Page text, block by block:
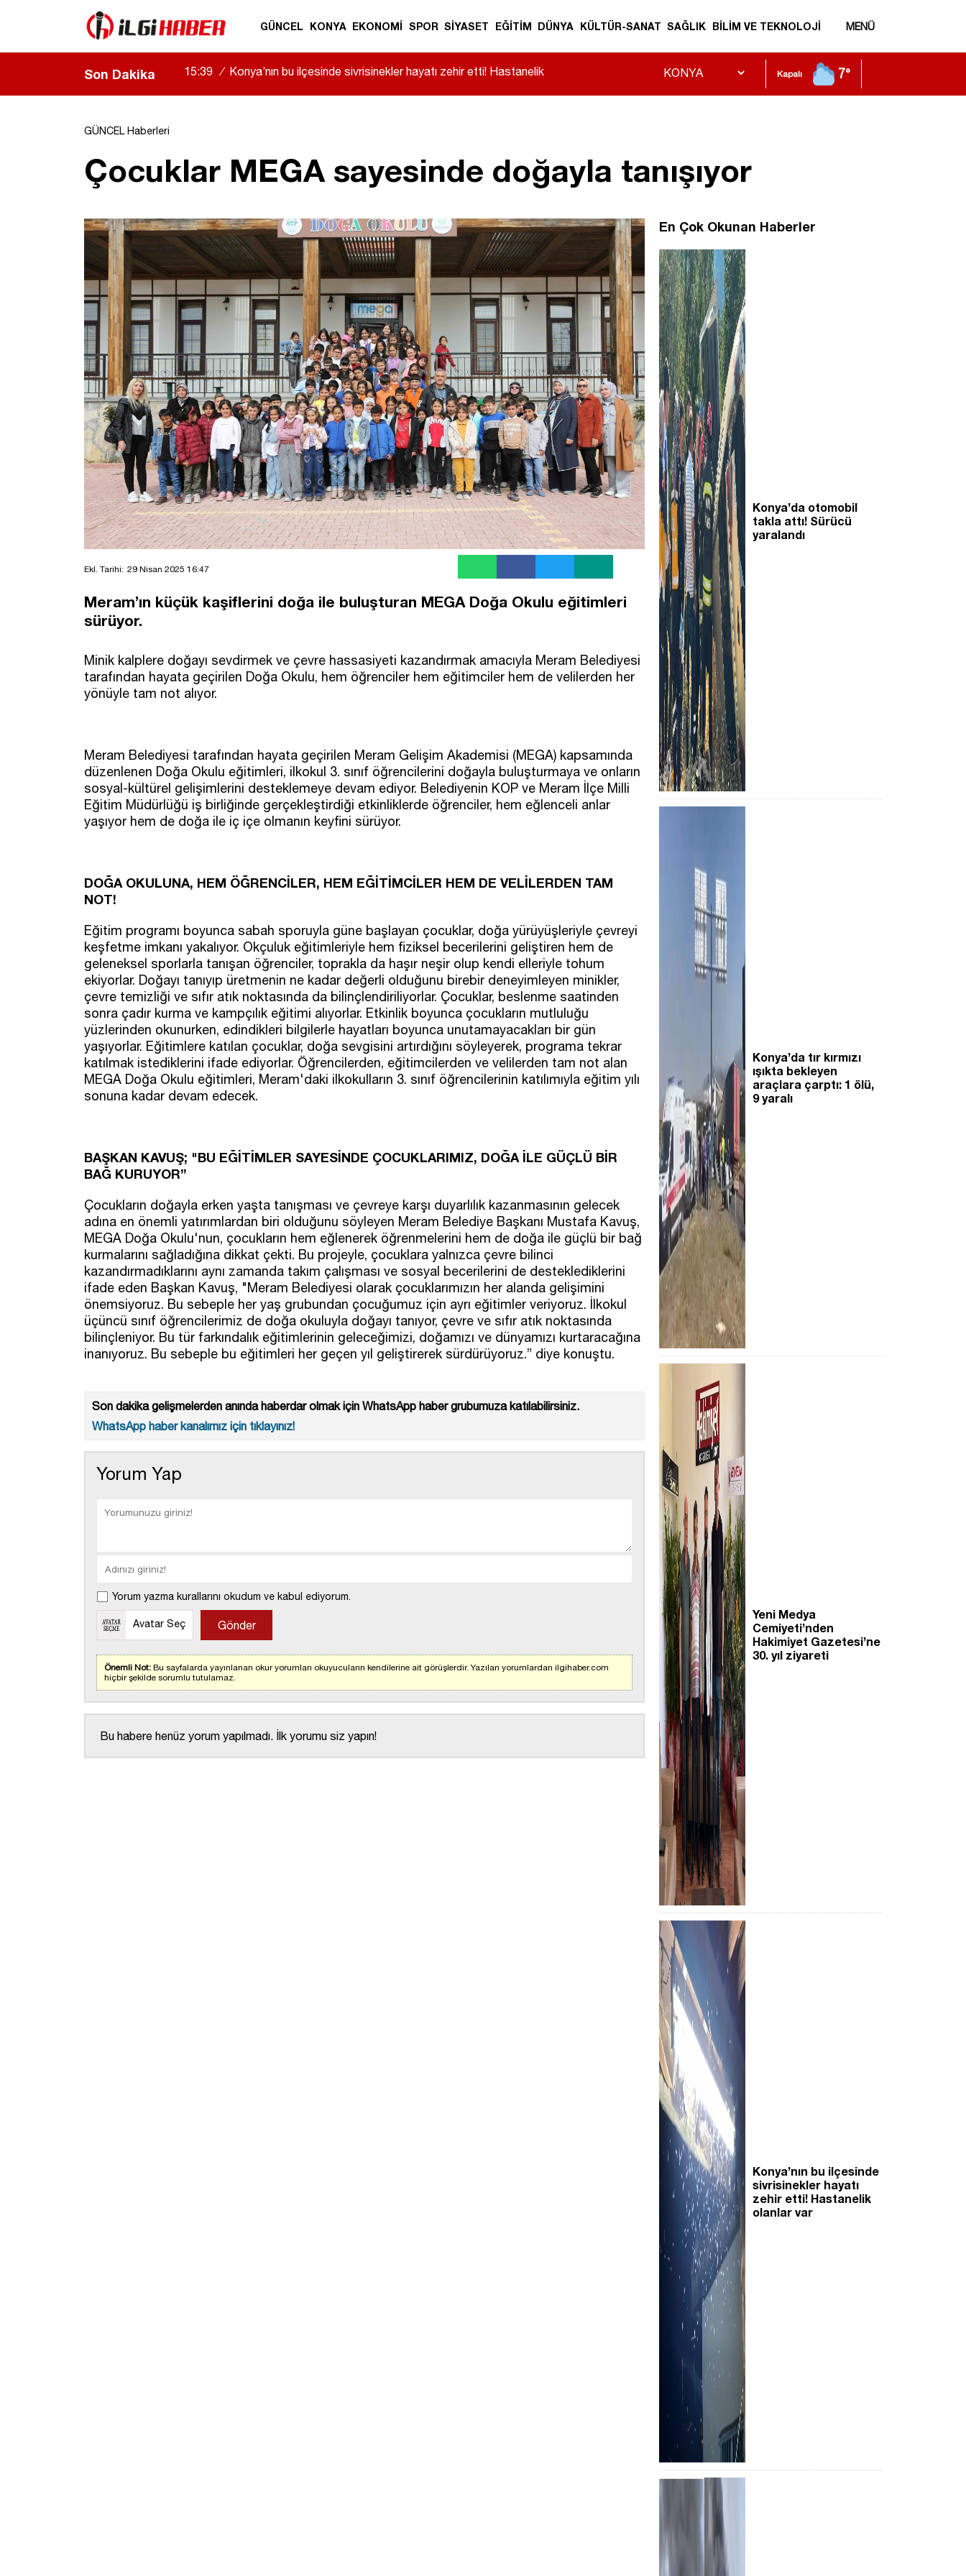
GÜNCEL KONYA EKONOMİ SPOR SİYASET EĞİTİM DÜNYA KÜLTÜR-SANAT SAĞLIK BİLİM VE TEKNOLOJİ MENÜ
Son Dakika 15:39 / Konya’nın bu ilçesinde sivrisinekler hayatı zehir etti! Hastanelik
olanlar var |
Kapalı 7°
GÜNCEL Haberleri
Çocuklar MEGA sayesinde doğayla tanışıyor
Ekl. Tarihi: 29 Nisan 2025 16:47
Meram’ın küçük kaşiflerini doğa ile buluşturan MEGA Doğa Okulu eğitimleri
sürüyor.
Minik kalplere doğayı sevdirmek ve çevre hassasiyeti kazandırmak amacıyla Meram Belediyesi
tarafından hayata geçirilen Doğa Okulu, hem öğrenciler hem eğitimciler hem de velilerden her
yönüyle tam not alıyor.
Meram Belediyesi tarafından hayata geçirilen Meram Gelişim Akademisi (MEGA) kapsamında
düzenlenen Doğa Okulu eğitimleri, ilkokul 3. sınıf öğrencilerini doğayla buluşturmaya ve onların
sosyal-kültürel gelişimlerini desteklemeye devam ediyor. Belediyenin KOP ve Meram İlçe Milli
Eğitim Müdürlüğü iş birliğinde gerçekleştirdiği etkinliklerde öğrenciler, hem eğlenceli anlar
yaşıyor hem de doğa ile iç içe olmanın keyfini sürüyor.
DOĞA OKULUNA, HEM ÖĞRENCİLER, HEM EĞİTİMCİLER HEM DE VELİLERDEN TAM
NOT!
Eğitim programı boyunca sabah sporuyla güne başlayan çocuklar, doğa yürüyüşleriyle çevreyi
keşfetme imkanı yakalıyor. Okçuluk eğitimleriyle hem fiziksel becerilerini geliştiren hem de
geleneksel sporlarla tanışan öğrenciler, toprakla da haşır neşir olup kendi elleriyle tohum
ekiyorlar. Doğayı tanıyıp üretmenin ne kadar değerli olduğunu birebir deneyimleyen minikler,
çevre temizliği ve sıfır atık noktasında da bilinçlendiriliyorlar. Çocuklar, beslenme saatinden
sonra çadır kurma ve kampçılık eğitimi alıyorlar. Etkinlik boyunca çocukların mutluluğu
yüzlerinden okunurken, edindikleri bilgilerle hayatları boyunca unutamayacakları bir gün
yaşıyorlar. Eğitimlere katılan çocuklar, doğa sevgisini artırdığını söyleyerek, programa tekrar
katılmak istediklerini ifade ediyorlar. Öğrencilerden, eğitimcilerden ve velilerden tam not alan
MEGA Doğa Okulu eğitimleri, Meram'daki ilkokulların 3. sınıf öğrencilerinin katılımıyla eğitim yılı
sonuna kadar devam edecek.
BAŞKAN KAVUŞ; "BU EĞİTİMLER SAYESİNDE ÇOCUKLARIMIZ, DOĞA İLE GÜÇLÜ BİR
BAĞ KURUYOR”
Çocukların doğayla erken yaşta tanışması ve çevreye karşı duyarlılık kazanmasının gelecek
adına en önemli yatırımlardan biri olduğunu söyleyen Meram Belediye Başkanı Mustafa Kavuş,
MEGA Doğa Okulu'nun, çocukların hem eğlenerek öğrenmelerini hem de doğa ile güçlü bir bağ
kurmalarını sağladığına dikkat çekti. Bu projeyle, çocuklara yalnızca çevre bilinci
kazandırmadıklarını aynı zamanda takım çalışması ve sosyal becerilerini de desteklediklerini
ifade eden Başkan Kavuş, "Meram Belediyesi olarak çocuklarımızın her alanda gelişimini
önemsiyoruz. Bu sebeple her yaş grubundan çocuğumuz için ayrı eğitimler veriyoruz. İlkokul
üçüncü sınıf öğrencilerimiz de doğa okuluyla doğayı tanıyor, çevre ve sıfır atık noktasında
bilinçleniyor. Bu tür farkındalık eğitimlerinin geleceğimizi, doğamızı ve dünyamızı kurtaracağına
inanıyoruz. Bu sebeple bu eğitimleri her geçen yıl geliştirerek sürdürüyoruz.” diye konuştu.
Son dakika gelişmelerden anında haberdar olmak için WhatsApp haber grubumuza katılabilirsiniz.
WhatsApp haber kanalımız için tıklayınız!
Yorum Yap
Yorum yazma kurallarını okudum ve kabul ediyorum.
Avatar Seç
Önemli Not: Bu sayfalarda yayınlanan okur yorumları okuyucuların kendilerine ait görüşlerdir. Yazılan yorumlardan ilgihaber.com
hiçbir şekilde sorumlu tutulamaz.
Bu habere henüz yorum yapılmadı. İlk yorumu siz yapın!
En Çok Okunan Haberler
Konya’da otomobil
takla attı! Sürücü
yaralandı
Konya’da tır kırmızı
ışıkta bekleyen
araçlara çarptı: 1 ölü,
9 yaralı
Yeni Medya
Cemiyeti’nden
Hakimiyet Gazetesi’ne
30. yıl ziyareti
Konya’nın bu ilçesinde
sivrisinekler hayatı
zehir etti! Hastanelik
olanlar var